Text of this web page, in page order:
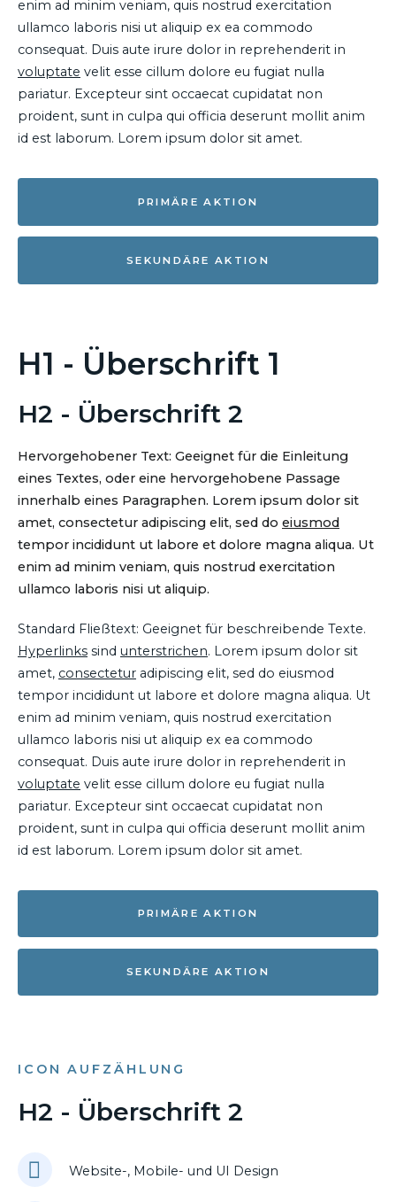
enim ad minim veniam, quis nostrud exercitation
ullamco laboris nisi ut aliquip ex ea commodo
consequat. Duis aute irure dolor in reprehenderit in
voluptate velit esse cillum dolore eu fugiat nulla
pariatur. Excepteur sint occaecat cupidatat non
proident, sunt in culpa qui officia deserunt mollit anim
id est laborum. Lorem ipsum dolor sit amet.
PRIMÄRE AKTION
SEKUNDÄRE AKTION
H1 - Überschrift 1
H2 - Überschrift 2
Hervorgehobener Text: Geeignet für die Einleitung
eines Textes, oder eine hervorgehobene Passage
innerhalb eines Paragraphen. Lorem ipsum dolor sit
amet, consectetur adipiscing elit, sed do eiusmod
tempor incididunt ut labore et dolore magna aliqua. Ut
enim ad minim veniam, quis nostrud exercitation
ullamco laboris nisi ut aliquip.
Standard Fließtext: Geeignet für beschreibende Texte.
Hyperlinks sind unterstrichen. Lorem ipsum dolor sit
amet, consectetur adipiscing elit, sed do eiusmod
tempor incididunt ut labore et dolore magna aliqua. Ut
enim ad minim veniam, quis nostrud exercitation
ullamco laboris nisi ut aliquip ex ea commodo
consequat. Duis aute irure dolor in reprehenderit in
voluptate velit esse cillum dolore eu fugiat nulla
pariatur. Excepteur sint occaecat cupidatat non
proident, sunt in culpa qui officia deserunt mollit anim
id est laborum. Lorem ipsum dolor sit amet.
PRIMÄRE AKTION
SEKUNDÄRE AKTION
ICON AUFZÄHLUNG
H2 - Überschrift 2
Website-, Mobile- und UI Design